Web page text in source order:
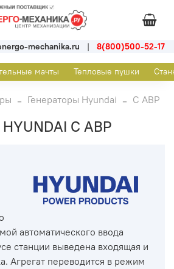
mechanika.ru | 8(800)500-52-17
мачты Тепловые пушки
Генераторы Hyundai С АВР
С АВР
автоматического ввода
станции выведена входящая и
Агрегат переводится в режим